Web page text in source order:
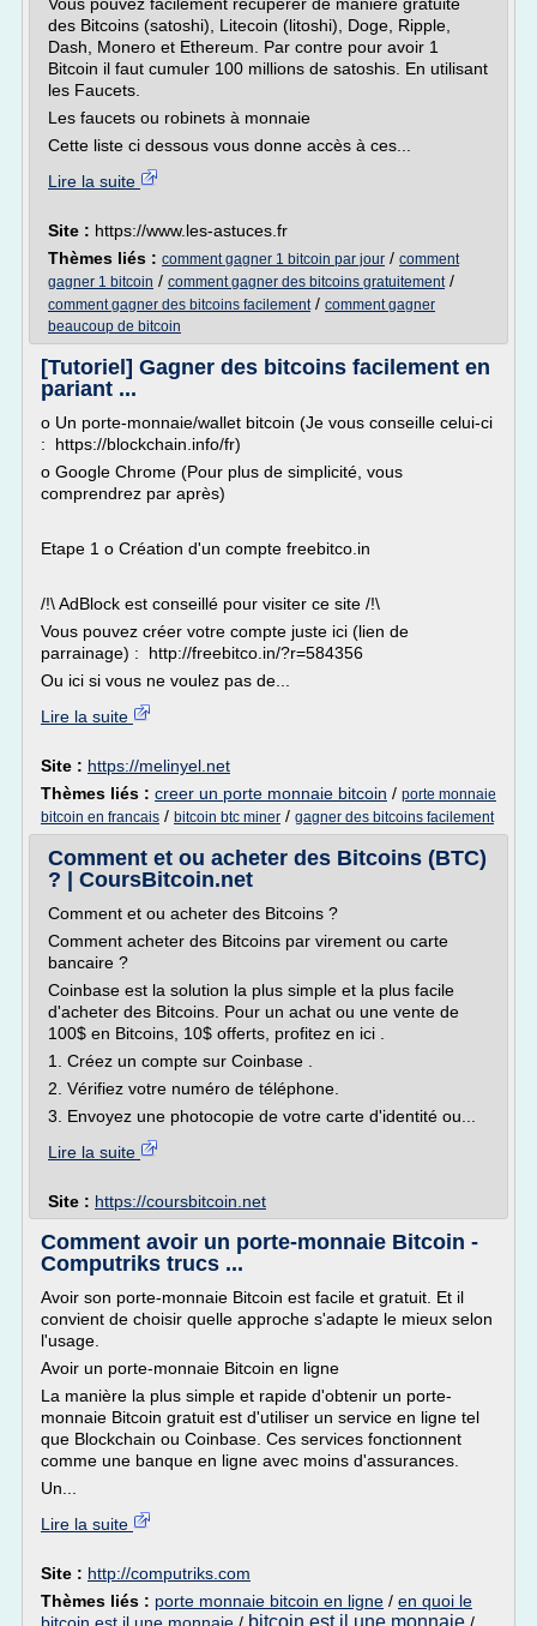
des Bitcoins (satoshi), Litecoin (litoshi), Doge, Ripple,
Dash, Monero et Ethereum. Par contre pour avoir 1
Bitcoin il faut cumuler 100 millions de satoshis. En utilisant
les Faucets.
Les faucets ou robinets à monnaie
Cette liste ci dessous vous donne accès à ces...
Lire la suite
Site : https://www.les-astuces.fr
Thèmes liés : comment gagner 1 bitcoin par jour / comment
gagner 1 bitcoin / comment gagner des bitcoins gratuitement/
comment gagner des bitcoins facilement/ comment gagner
beaucoup de bitcoin
[Tutoriel] Gagner des bitcoins facilement en
pariant ...
o Un porte-monnaie/wallet bitcoin (Je vous conseille celui-ci
: https://blockchain.info/fr)
o Google Chrome (Pour plus de simplicité, vous
comprendrez par après)
Etape 1 o Création d'un compte freebitco.in
/!\ AdBlock est conseillé pour visiter ce site /!\
Vous pouvez créer votre compte juste ici (lien de
parrainage) : http://freebitco.in/?r=584356
Ou ici si vous ne voulez pas de...
Lire la suite
Site : https://melinyel.net
Thèmes liés : creer un porte monnaie bitcoin / porte monnaie
bitcoin en francais / bitcoin btc miner / gagner des bitcoins facilement
Comment et ou acheter des Bitcoins (BTC)
? | CoursBitcoin.net
Comment et ou acheter des Bitcoins ?
Comment acheter des Bitcoins par virement ou carte
bancaire ?
Coinbase est la solution la plus simple et la plus facile
d'acheter des Bitcoins. Pour un achat ou une vente de
100$ en Bitcoins, 10$ offerts, profitez en ici .
1. Créez un compte sur Coinbase .
2. Vérifiez votre numéro de téléphone.
3. Envoyez une photocopie de votre carte d'identité ou...
Lire la suite
Site : https://coursbitcoin.net
Comment avoir un porte-monnaie Bitcoin -
Computriks trucs ...
Avoir son porte-monnaie Bitcoin est facile et gratuit. Et il
convient de choisir quelle approche s'adapte le mieux selon
l'usage.
Avoir un porte-monnaie Bitcoin en ligne
La manière la plus simple et rapide d'obtenir un porte-
monnaie Bitcoin gratuit est d'utiliser un service en ligne tel
que Blockchain ou Coinbase. Ces services fonctionnent
comme une banque en ligne avec moins d'assurances.
Un...
Lire la suite
Site : http://computriks.com
Thèmes liés : porte monnaie bitcoin en ligne / en quoi le
bitcoin est il une monnaie